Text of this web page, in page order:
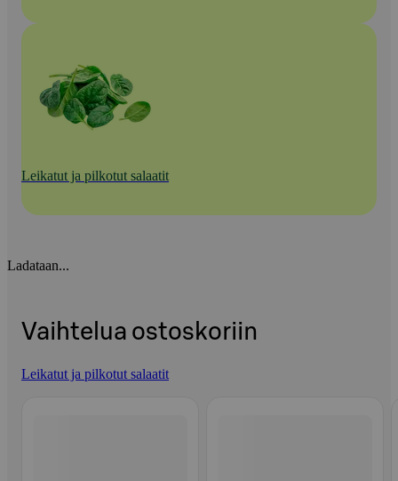
Leikatut ja pilkotut salaatit
Ladataan...
Vaihtelua ostoskoriin
Leikatut ja pilkotut salaatit